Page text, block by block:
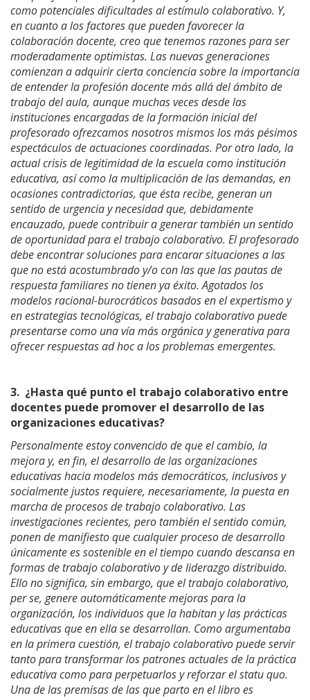
como potenciales dificultades al estímulo colaborativo. Y,
en cuanto a los factores que pueden favorecer la
colaboración docente, creo que tenemos razones para ser
moderadamente optimistas. Las nuevas generaciones
comienzan a adquirir cierta conciencia sobre la importancia
de entender la profesión docente más allá del ámbito de
trabajo del aula, aunque muchas veces desde las
instituciones encargadas de la formación inicial del
profesorado ofrezcamos nosotros mismos los más pésimos
espectáculos de actuaciones coordinadas. Por otro lado, la
actual crisis de legitimidad de la escuela como institución
educativa, así como la multiplicación de las demandas, en
ocasiones contradictorias, que ésta recibe, generan un
sentido de urgencia y necesidad que, debidamente
encauzado, puede contribuir a generar también un sentido
de oportunidad para el trabajo colaborativo. El profesorado
debe encontrar soluciones para encarar situaciones a las
que no está acostumbrado y/o con las que las pautas de
respuesta familiares no tienen ya éxito. Agotados los
modelos racional-burocráticos basados en el expertismo y
en estrategias tecnológicas, el trabajo colaborativo puede
presentarse como una vía más orgánica y generativa para
ofrecer respuestas ad hoc a los problemas emergentes.
3. ¿Hasta qué punto el trabajo colaborativo entre
docentes puede promover el desarrollo de las
organizaciones educativas?
Personalmente estoy convencido de que el cambio, la
mejora y, en fin, el desarrollo de las organizaciones
educativas hacia modelos más democráticos, inclusivos y
socialmente justos requiere, necesariamente, la puesta en
marcha de procesos de trabajo colaborativo. Las
investigaciones recientes, pero también el sentido común,
ponen de manifiesto que cualquier proceso de desarrollo
únicamente es sostenible en el tiempo cuando descansa en
formas de trabajo colaborativo y de liderazgo distribuido.
Ello no significa, sin embargo, que el trabajo colaborativo,
per se, genere automáticamente mejoras para la
organización, los individuos que la habitan y las prácticas
educativas que en ella se desarrollan. Como argumentaba
en la primera cuestión, el trabajo colaborativo puede servir
tanto para transformar los patrones actuales de la práctica
educativa como para perpetuarlos y reforzar el statu quo.
Una de las premisas de las que parto en el libro es